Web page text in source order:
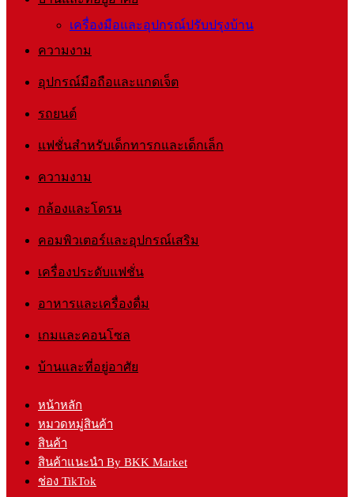
เครื่องมือและอุปกรณ์ปรับปรุงบ้าน
ความงาม
อุปกรณ์มือถือและแกดเจ็ต
รถยนต์
แฟชั่นสำหรับเด็กทารกและเด็กเล็ก
ความงาม
กล้องและโดรน
คอมพิวเตอร์และอุปกรณ์เสริม
เครื่องประดับแฟชั่น
อาหารและเครื่องดื่ม
เกมและคอนโซล
บ้านและที่อยู่อาศัย
หน้าหลัก
หมวดหมู่สินค้า
สินค้า
สินค้าแนะนำ By BKK Market
ช่อง TikTok